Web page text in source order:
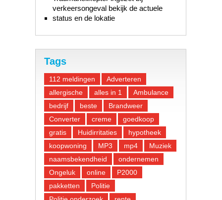
verkeersongeval bekijk de actuele
status en de lokatie
Tags
112 meldingen
Adverteren
allergische
alles in 1
Ambulance
bedrijf
beste
Brandweer
Converter
creme
goedkoop
gratis
Huidirritaties
hypotheek
koopwoning
MP3 mp4
Muziek
naamsbekendheid
ondernemen
Ongeluk
online
P2000
pakketten
Politie